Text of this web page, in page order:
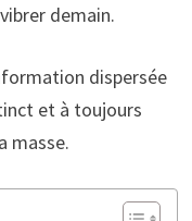
demain.
dispersée
et à toujours
masse.